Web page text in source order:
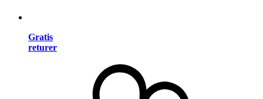
Gratis
returer